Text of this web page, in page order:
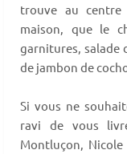
trouve au centre
maison, que le
garnitures, salade
de jambon de
Si vous ne
ravi de vous
Montluçon,